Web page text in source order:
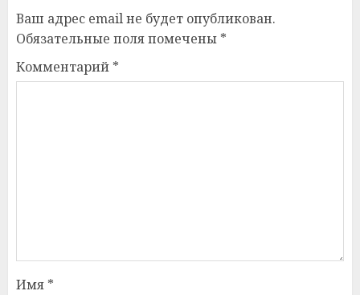
Ваш адрес email не будет опубликован.
Обязательные поля помечены *
Комментарий *
Имя *